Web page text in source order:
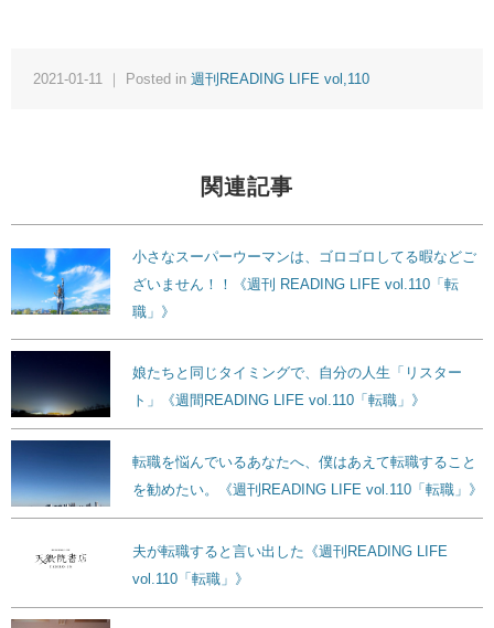
2021-01-11 ｜ Posted in 週刊READING LIFE vol,110
関連記事
小さなスーパーウーマンは、ゴロゴロしてる暇などご
ざいません！！《週刊 READING LIFE vol.110「転
職」》
娘たちと同じタイミングで、自分の人生「リスター
ト」《週間READING LIFE vol.110「転職」》
転職を悩んでいるあなたへ、僕はあえて転職すること
を勧めたい。《週刊READING LIFE vol.110「転職」》
夫が転職すると言い出した《週刊READING LIFE
vol.110「転職」》